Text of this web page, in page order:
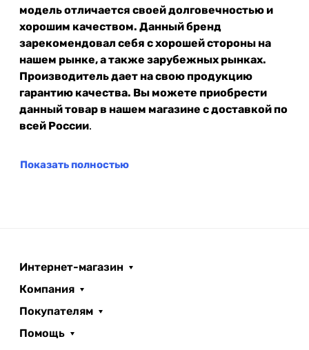
модель отличается своей долговечностью и
хорошим качеством. Данный бренд
зарекомендовал себя с хорошей стороны на
нашем рынке, а также зарубежных рынках.
Производитель дает на свою продукцию
гарантию качества. Вы можете приобрести
данный товар в нашем магазине с доставкой по
всей России.
Показать полностью
Интернет-магазин
Компания
Покупателям
Помощь